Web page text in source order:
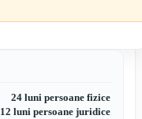
24 luni persoane fizice
12 luni persoane juridice